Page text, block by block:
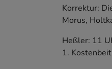
Korrektur:
Morus,
Heßler: 11
1.